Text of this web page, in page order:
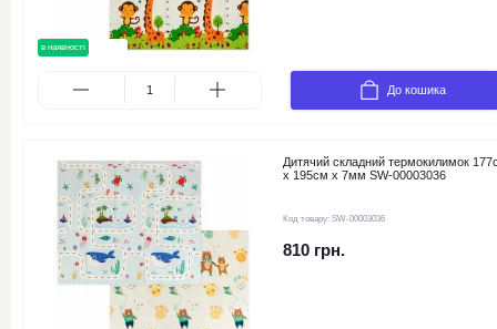
в наявності
До кошика
Дитячий складний термокилимок
х 195см х 7мм SW-00003036
Код товару: SW-00003036
810 грн.